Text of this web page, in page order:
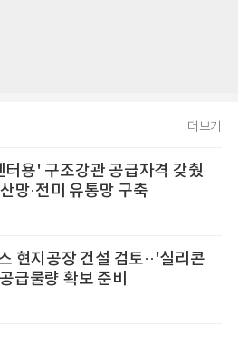
더보기
용' 구조강관 공급자격 갖췄
망·전미 유통망 구축
현지공장 건설 검토··'실리콘
급물량 확보 준비